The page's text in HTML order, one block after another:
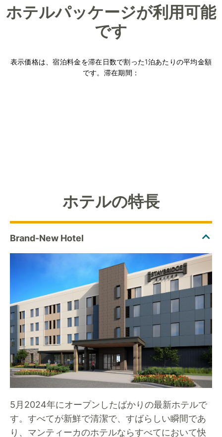
ホテルパッケージが利用可能
です
表示価格は、宿泊料金を滞在日数で割った1泊あたりの平均金額
です。滞在期間：
ホテルの特長
5月2024年にオープンしたばかりの最新ホテルで
す。すべてが新鮮で清潔で、すばらしい瞬間であ
り、マンティーカのホテルならすべてにおいて快